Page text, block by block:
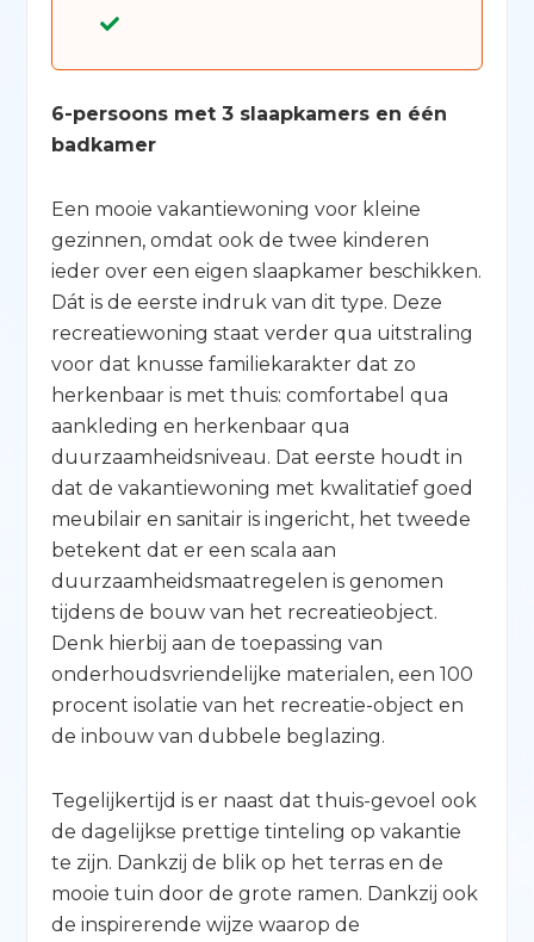
6-persoons met 3 slaapkamers en één
badkamer
Een mooie vakantiewoning voor kleine
gezinnen, omdat ook de twee kinderen
ieder over een eigen slaapkamer beschikken.
Dát is de eerste indruk van dit type. Deze
recreatiewoning staat verder qua uitstraling
voor dat knusse familiekarakter dat zo
herkenbaar is met thuis: comfortabel qua
aankleding en herkenbaar qua
duurzaamheidsniveau. Dat eerste houdt in
dat de vakantiewoning met kwalitatief goed
meubilair en sanitair is ingericht, het tweede
betekent dat er een scala aan
duurzaamheidsmaatregelen is genomen
tijdens de bouw van het recreatieobject.
Denk hierbij aan de toepassing van
onderhoudsvriendelijke materialen, een 100
procent isolatie van het recreatie-object en
de inbouw van dubbele beglazing.
Tegelijkertijd is er naast dat thuis-gevoel ook
de dagelijkse prettige tinteling op vakantie
te zijn. Dankzij de blik op het terras en de
mooie tuin door de grote ramen. Dankzij ook
de inspirerende wijze waarop de